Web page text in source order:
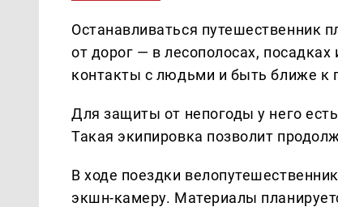
Останавливаться путешественник
от дорог — в лесополосах,
контакты с людьми и быть ближе к
Для защиты от непогоды у него
Такая экипировка позволит
В ходе поездки
экшн-камеру. Материалы